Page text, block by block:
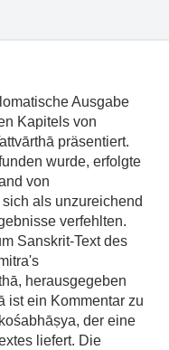
Ausgabe
Kapitels von
präsentiert.
wurde, erfolgte
von
als unzureichend
verfehlten.
Sanskrit-Text des
herausgegeben
ist ein Kommentar zu
der eine
liefert. Die